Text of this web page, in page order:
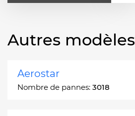
Autres modèles
Aerostar
Nombre de pannes: 3018